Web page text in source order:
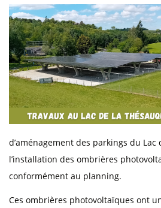
d’aménagement des parkings du
l’installation des ombrières
conformément au planning.
Ces ombrières photovoltaïques ont